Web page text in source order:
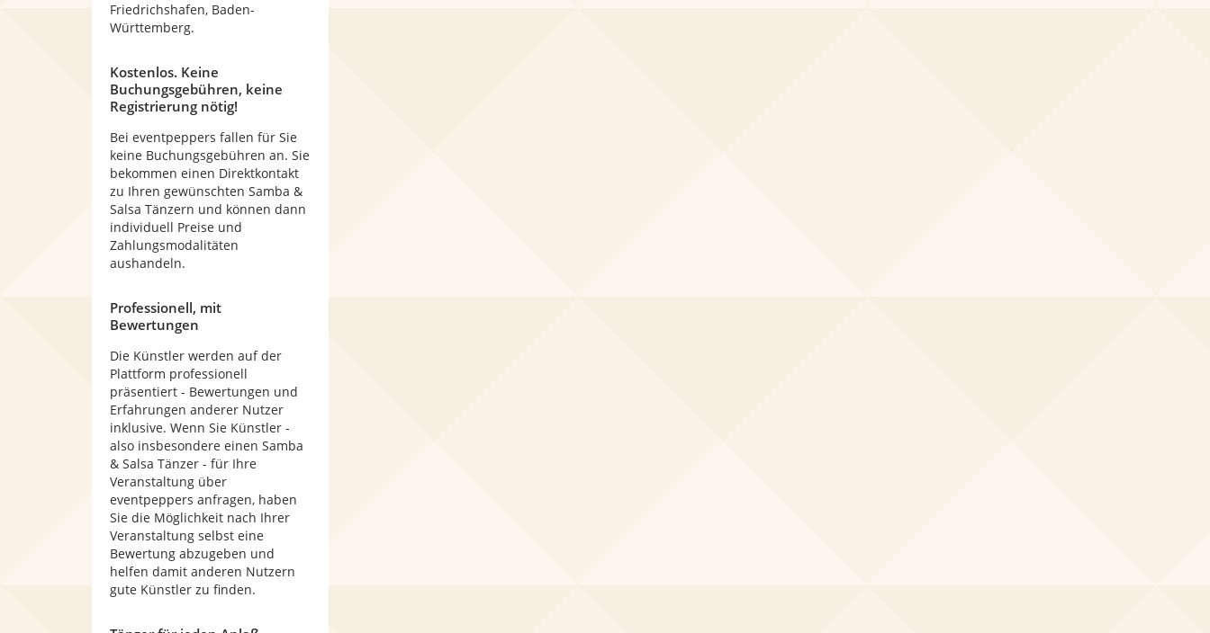
Friedrichshafen, Baden-
Württemberg.
Kostenlos. Keine
Buchungsgebühren, keine
Registrierung nötig!
Bei eventpeppers fallen für Sie
keine Buchungsgebühren an. Sie
bekommen einen Direktkontakt
zu Ihren gewünschten Samba &
Salsa Tänzern und können dann
individuell Preise und
Zahlungsmodalitäten
aushandeln.
Professionell, mit
Bewertungen
Die Künstler werden auf der
Plattform professionell
präsentiert - Bewertungen und
Erfahrungen anderer Nutzer
inklusive. Wenn Sie Künstler -
also insbesondere einen Samba
& Salsa Tänzer - für Ihre
Veranstaltung über
eventpeppers anfragen, haben
Sie die Möglichkeit nach Ihrer
Veranstaltung selbst eine
Bewertung abzugeben und
helfen damit anderen Nutzern
gute Künstler zu finden.